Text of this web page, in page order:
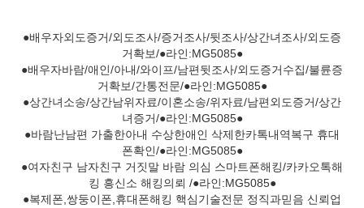
●배우자외도증거/외도조사/증거조사/뒷조사/상간녀조사/외도증
거확보/●라인:MG5085●
●배우자바람/애인/아내/와이프/남편뒷조사/외도증거수집/불륜증
거확보/간통전문/●라인:MG5085●
●상간녀소송/상간남위자료/이혼소송/위자료/남편외도증거/상간
녀증거/●라인:MG5085●
●바람난남편 가출한아내 수상한애인 삭제한카톡내역복구 휴대
폰확인/●라인:MG5085●
●여자친구 남자친구 거짓말 바람 의심 스마트폰해킹/카카오톡해
킹 흥신소 해킹의뢰 /●라인:MG5085●
●복제폰,쌍둥이폰,휴대폰해킹 핵심기술전문 정직과믿음 신뢰업